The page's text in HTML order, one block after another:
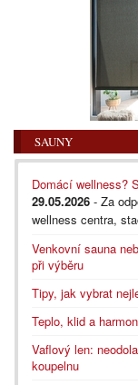
SAUNY
Domácí wellness?
29.05.2026 - Za
wellness centra,
Venkovní sauna
při výběru
Tipy, jak vybrat
Teplo, klid a
Vaflový len:
koupelnu